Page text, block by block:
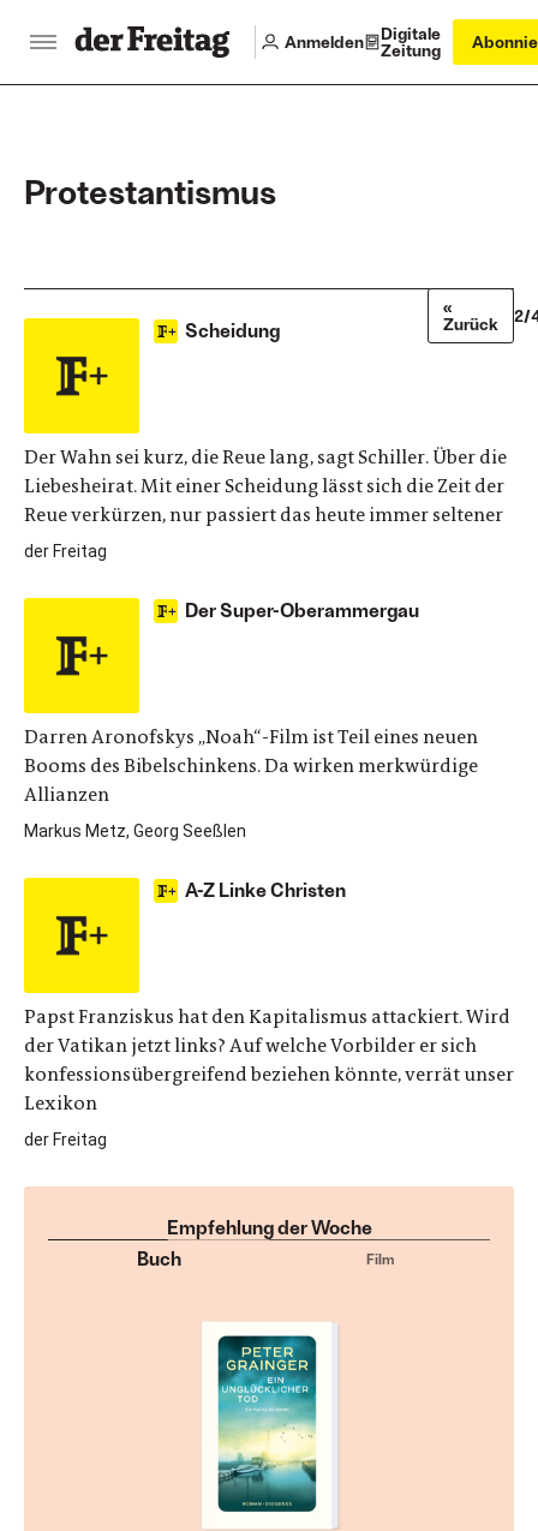
Anmelden
Digitale
Zeitung
Protestantismus
Scheidung
Der Wahn sei kurz, die Reue lang, sagt Schiller. Über die
Liebesheirat. Mit einer Scheidung lässt sich die Zeit der
Reue verkürzen, nur passiert das heute immer seltener
der Freitag
Der Super-Oberammergau
Darren Aronofskys „Noah“-Film ist Teil eines neuen
Booms des Bibelschinkens. Da wirken merkwürdige
Allianzen
Markus Metz, Georg Seeßlen
A-Z Linke Christen
Papst Franziskus hat den Kapitalismus attackiert. Wird
der Vatikan jetzt links? Auf welche Vorbilder er sich
konfessionsübergreifend beziehen könnte, verrät unser
Lexikon
der Freitag
Empfehlung der Woche
Buch
Film
«
Zurück
2/